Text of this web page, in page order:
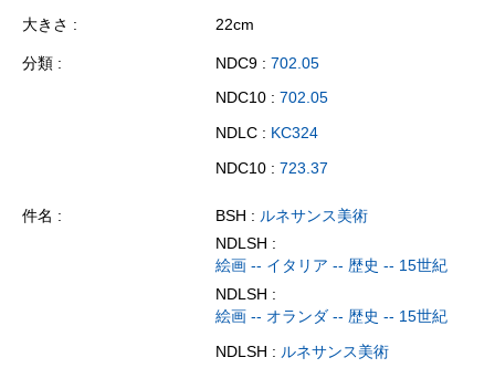
大きさ
22cm
分類 NDC9 : 702.05
NDC10 : 702.05
NDLC : KC324
NDC10 : 723.37
件名 BSH : ルネサンス美術
NDLSH :
絵画 -- イタリア -- 歴史 -- 15世紀
NDLSH :
絵画 -- オランダ -- 歴史 -- 15世紀
NDLSH : ルネサンス美術